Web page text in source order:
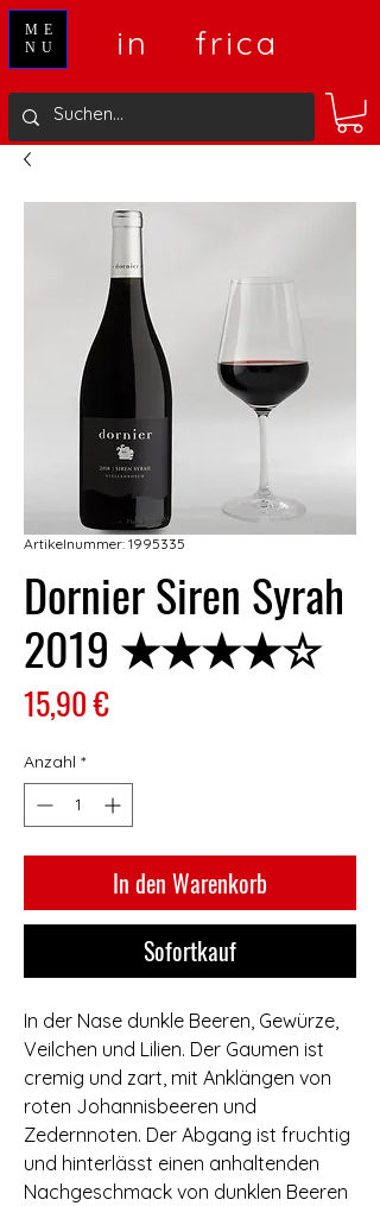
in frica
ME
NU
Artikelnummer: 1995335
Dornier Siren Syrah
2019 ★★★★☆
15,90 €Preis
Anzahl *
In den Warenkorb
Sofortkauf
In der Nase dunkle Beeren, Gewürze,
Veilchen und Lilien. Der Gaumen ist
cremig und zart, mit Anklängen von
roten Johannisbeeren und
Zedernnoten. Der Abgang ist fruchtig
und hinterlässt einen anhaltenden
Nachgeschmack von dunklen Beeren